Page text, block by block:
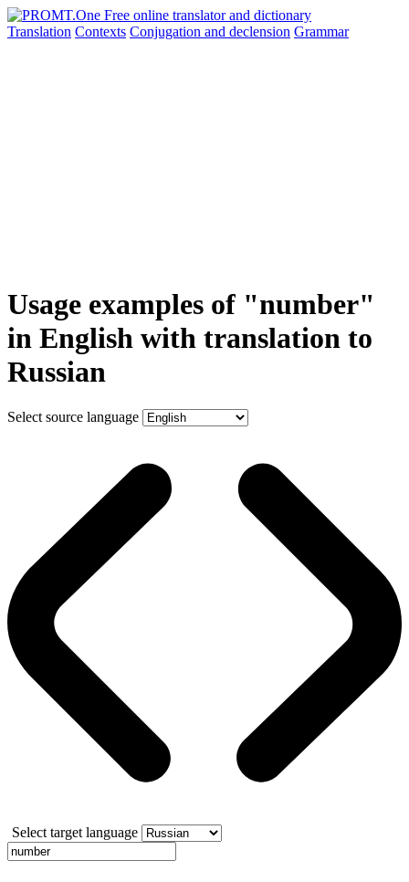
Translation Contexts Conjugation and declension Grammar
Usage examples of "number"
in English with translation to
Russian
Select source language
Select target language